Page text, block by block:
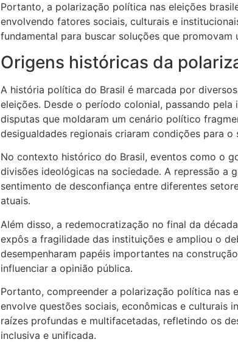
Portanto, a polarização política nas eleições
envolvendo fatores sociais, culturais e
fundamental para buscar soluções que
Origens históricas da
A história política do Brasil é marcada por
eleições. Desde o período colonial, passando
disputas que moldaram um cenário político
desigualdades regionais criaram condições para
No contexto histórico do Brasil, eventos como o
divisões ideológicas na sociedade. A repressão a
sentimento de desconfiança entre diferentes
atuais.
Além disso, a redemocratização no final da
expôs a fragilidade das instituições e ampliou o
desempenharam papéis importantes na
influenciar a opinião pública.
Portanto, compreender a polarização política nas
envolve questões sociais, econômicas e culturais
raízes profundas e multifacetadas, refletindo os
inclusiva e unificada.